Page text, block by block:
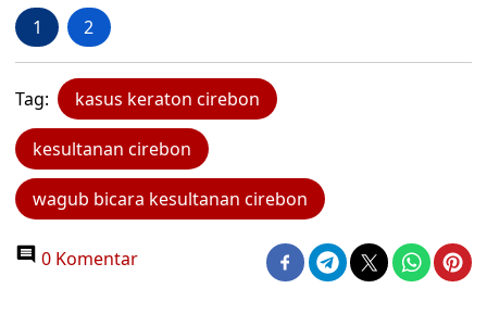
1 2
Tag: kasus keraton cirebon
kesultanan cirebon
wagub bicara kesultanan cirebon
0 Komentar